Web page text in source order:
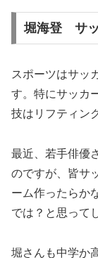
堀海登 サ
スポーツはサッ
す。特にサッカ
技はリフティン
最近、若手俳優
のですが、皆サ
ーム作ったらか
では？と思って
堀さんも中学か